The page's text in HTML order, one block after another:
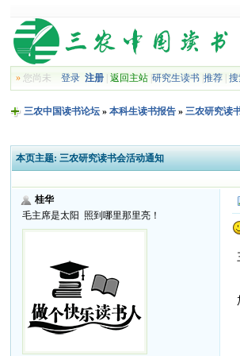
» 您尚未登录 注册 |返回主站 |研究生读书 |推荐 |
三农中国读书论坛 »本科生读书报告 » 三农研究读
本页主题: 三农研究读书会活动通知
桂华
毛主席是太阳 照到哪里那里亮！